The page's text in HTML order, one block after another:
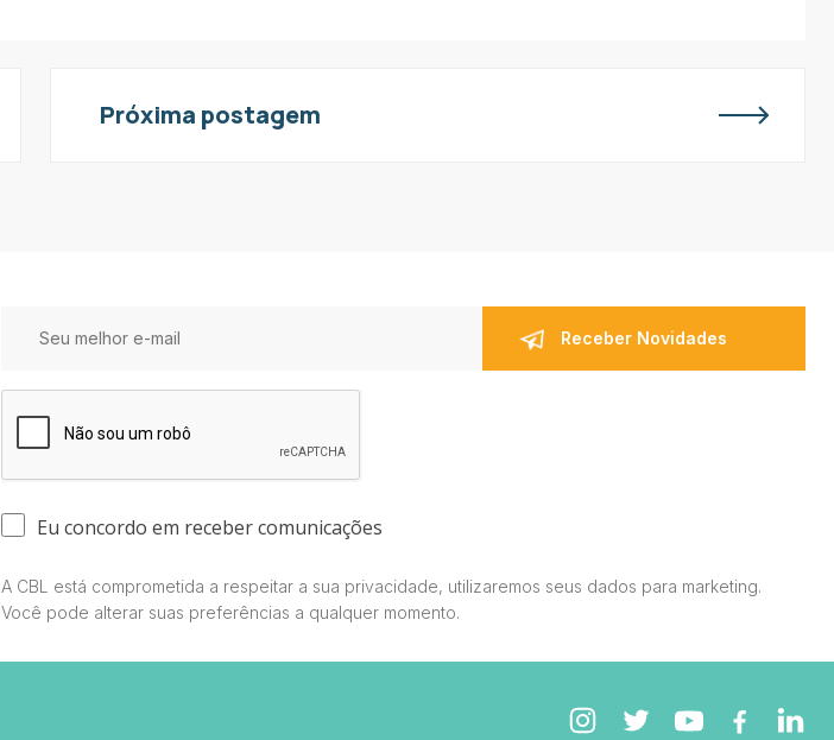
Próxima postagem
Eu concordo em receber comunicações
A CBL está comprometida a respeitar a sua privacidade, utilizaremos seus dados para marketing.
Você pode alterar suas preferências a qualquer momento.